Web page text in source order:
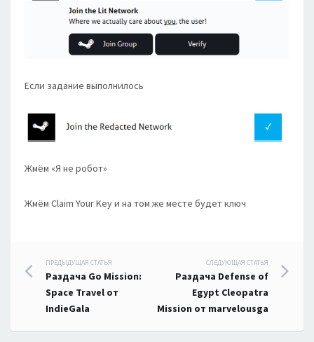
Если задание выполнилось
Жмём «Я не робот»
Жмём Claim Your Key и на том же месте будет ключ
Навигация
по
записям
ПРЕДЫДУЩАЯ СТАТЬЯ
Раздача Go Mission:
Space Travel от
IndieGala
СЛЕДУЮЩАЯ СТАТЬЯ
Раздача Defense of
Egypt Cleopatra
Mission от marvelousga